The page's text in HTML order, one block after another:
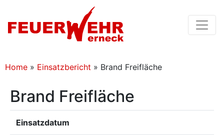
Home » Einsatzbericht » Brand Freifläche
Brand Freifläche
Einsatzdatum